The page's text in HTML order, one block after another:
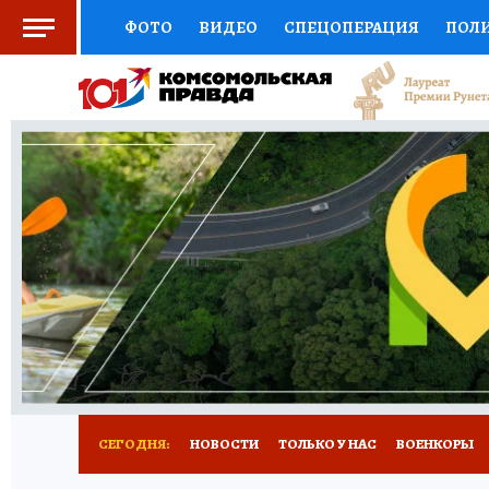
ФОТО ВИДЕО СПЕЦОПЕРАЦИЯ
СОЦПОДДЕРЖКА НАУКА СПОРТ
ВЫБОР ЭКСПЕРТОВ ДОКТОР
КНИЖНАЯ ПОЛКА ПРОГНОЗЫ НА СПОРТ
ПРЕСС-ЦЕНТР НЕДВИЖИМОСТЬ
РАДИО КП РЕКЛАМА ТЕСТЫ НОВОЕ
СЕГОДНЯ: НОВОСТИ ТОЛЬКО У НАС ВОЕНКОРЫ